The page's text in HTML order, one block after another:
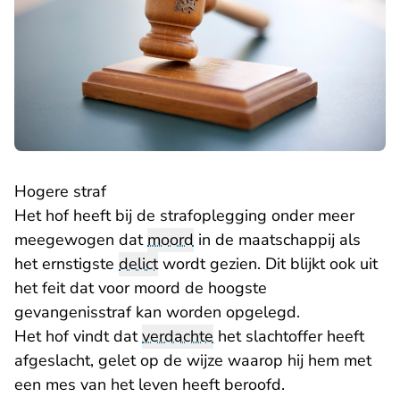
Hogere straf
Het hof heeft bij de strafoplegging onder meer
meegewogen datmoord in de maatschappij als
het ernstigste delictwordt gezien. Dit blijkt ook uit
het feit dat voor moord de hoogste
gevangenisstraf kan worden opgelegd.
Het hof vindt datverdachte het slachtoffer heeft
afgeslacht, gelet op de wijze waarop hij hem met
een mes van het leven heeft beroofd.